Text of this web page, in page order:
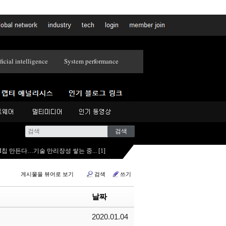
intelligence System performance
만든다…기술 만리장성 쌓는 중... [1]
게시물을 뷰어로 보기 검색 쓰기
날짜
2020.01.04